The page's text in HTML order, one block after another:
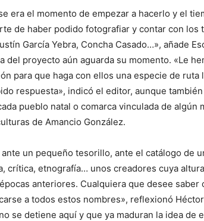
era el momento de empezar a hacerlo y el
de haber podido fotografiar y contar con los
García Yebra, Concha Casado…», añade
del proyecto aún aguarda su momento. «Le
para que haga con ellos una especie de
respuesta», indicó el editor, aunque
pueblo natal o comarca vinculada de algún
de Amancio González.
un pequeño tesorillo, ante el catálogo de
crítica, etnografía… unos creadores cuya
anteriores. Cualquiera que desee saber
a todos estos nombres», reflexionó
se detiene aquí y que ya maduran la idea de